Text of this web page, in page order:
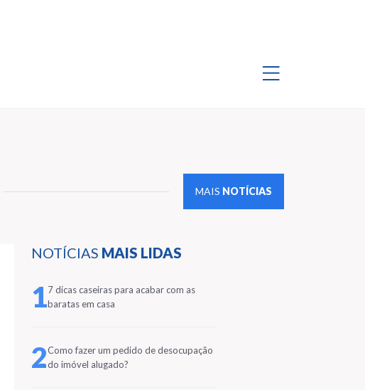
MAIS NOTÍCIAS
NOTÍCIAS MAIS LIDAS
17 dicas caseiras para acabar com as
baratas em casa
2Como fazer um pedido de desocupação
do imóvel alugado?